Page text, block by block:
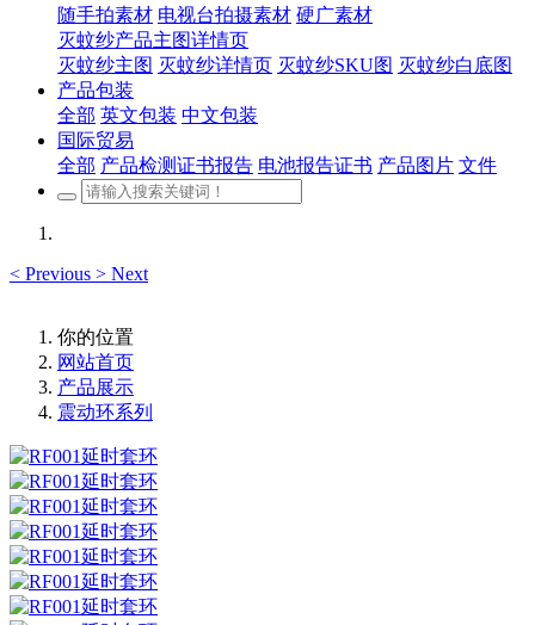
随手拍素材 电视台拍摄素材 硬广素材
灭蚊纱产品主图详情页
灭蚊纱主图 灭蚊纱详情页 灭蚊纱SKU图 灭蚊纱白底图
产品包装
全部 英文包装 中文包装
国际贸易
全部 产品检测证书报告 电池报告证书 产品图片 文件
< Previous > Next
你的位置
网站首页
产品展示
震动环系列